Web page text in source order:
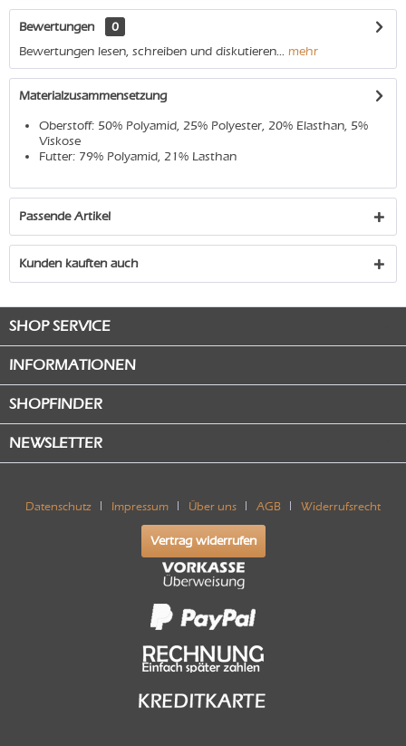
Bewertungen
0
Bewertungen lesen, schreiben und diskutieren... mehr
Materialzusammensetzung
Oberstoff: 50% Polyamid, 25% Polyester, 20% Elasthan, 5%
Viskose
Futter: 79% Polyamid, 21% Lasthan
Passende Artikel
Kunden kauften auch
SHOP SERVICE
INFORMATIONEN
SHOPFINDER
NEWSLETTER
Datenschutz Impressum Über uns AGB Widerrufsrecht
Vertrag widerrufen